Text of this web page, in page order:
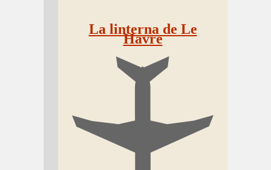
La linterna de Le
Havre